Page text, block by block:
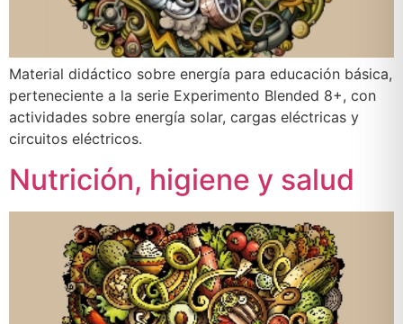
Material didáctico sobre energía para educación básica,
perteneciente a la serie Experimento Blended 8+, con
actividades sobre energía solar, cargas eléctricas y
circuitos eléctricos.
Nutrición, higiene y salud